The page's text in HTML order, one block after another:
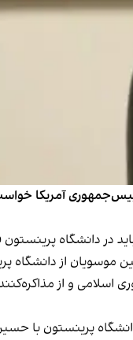
از دونالد ترامپ
در دانشگاه
موسویان از دانشگاه
و از
پرینستون با